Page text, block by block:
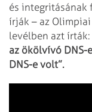
és integritásának
írják – az
levélben azt írták:
az ökölvívó DNS-
DNS-e volt”.